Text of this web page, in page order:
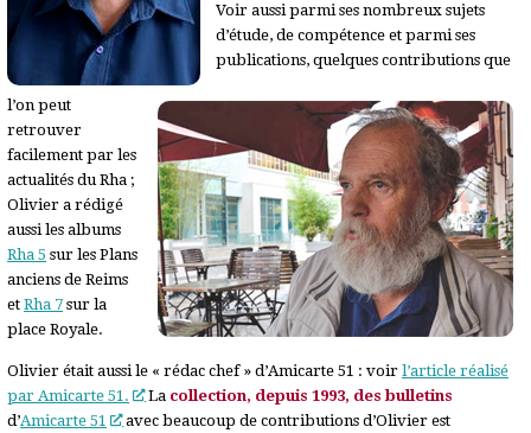
Voir aussi parmi ses nombreux sujets
d’étude, de compétence et parmi ses
publications, quelques contributions que
l’on peut
retrouver
facilement par les
actualités du Rha ;
Olivier a rédigé
aussi les albums
Rha 5 sur les Plans
anciens de Reims
etRha 7 sur la
place Royale.
Olivier était aussi le « rédac chef » d’Amicarte 51 : voirl’article réalisé
par Amicarte 51.
La collection, depuis 1993, des bulletins
d’Amicarte 51
avec beaucoup de contributions d’Olivier est